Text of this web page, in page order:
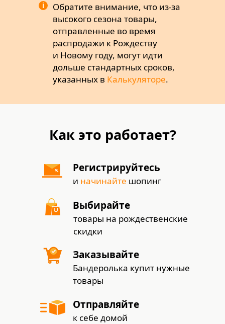
Обратите внимание, что из-за
высокого сезона товары,
отправленные во время
распродажи к Рождеству
и Новому году, могут идти
дольше стандартных сроков,
указанных в Калькуляторе.
i
Как это работает?
Регистрируйтесь
и начинайте шопинг
Отправляйте
к себе домой
Выбирайте
товары на рождественские
скидки
Заказывайте
Бандеролька купит нужные
товары